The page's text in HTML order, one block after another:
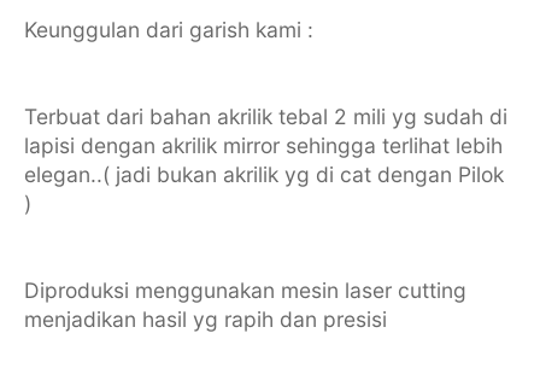
Keunggulan dari garish kami :
Terbuat dari bahan akrilik tebal 2 mili yg sudah di
lapisi dengan akrilik mirror sehingga terlihat lebih
elegan..( jadi bukan akrilik yg di cat dengan Pilok
)
Diproduksi menggunakan mesin laser cutting
menjadikan hasil yg rapih dan presisi